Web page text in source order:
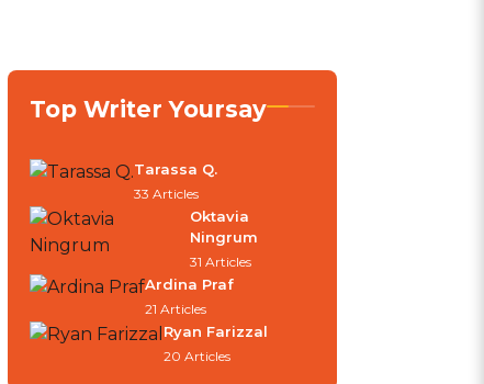
Top Writer Yoursay
Tarassa Q.
33 Articles
Oktavia
Ningrum
31 Articles
Ardina Praf
21 Articles
Ryan Farizzal
20 Articles